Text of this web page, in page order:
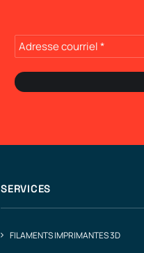
SERVICES
FILAMENTS IMPRIMANTES 3D